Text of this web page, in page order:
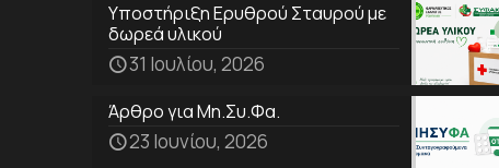
Υποστήριξη Ερυθρού Σταυρού με
δωρεά υλικού
31 Ιουλίου, 2026
Άρθρο για Μη.Συ.Φα.
23 Ιουνίου, 2026